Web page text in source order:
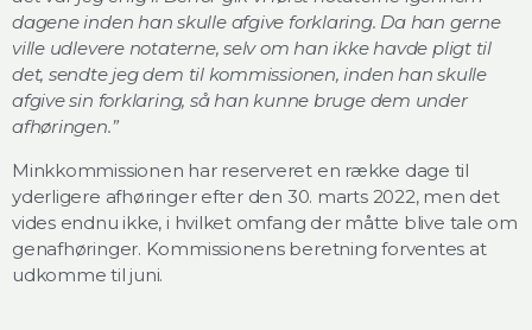
dagene inden han skulle afgive forklaring. Da han gerne
ville udlevere notaterne, selv om han ikke havde pligt til
det, sendte jeg dem til kommissionen, inden han skulle
afgive sin forklaring, så han kunne bruge dem under
afhøringen.”
Minkkommissionen har reserveret en række dage til
yderligere afhøringer efter den 30. marts 2022, men det
vides endnu ikke, i hvilket omfang der måtte blive tale om
genafhøringer. Kommissionens beretning forventes at
udkomme til juni.